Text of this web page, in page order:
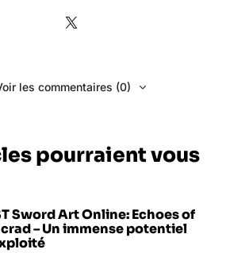
les commentaires (0)
pourraient vous
Sword Art Online: Echoes of
– Un immense potentiel